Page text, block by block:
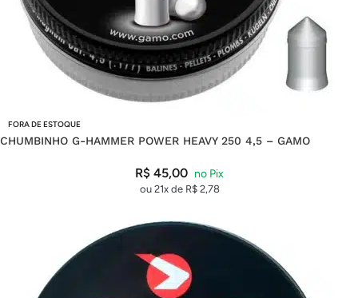
FORA DE ESTOQUE
CHUMBINHO G-HAMMER POWER HEAVY 250 4,5 – GAMO
R$45,00
ou 21x de R$2,78